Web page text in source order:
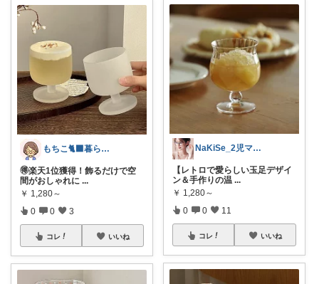
もちこ🐈‍⬛暮らしのお気に入り🌷
🉐楽天1位獲得！飾るだけで空
間がおしゃれに ...
￥ 1,280～
0 0 3
コレ いいね
NaKiSe_2児ママ🌸訪問感謝です
【レトロで愛らしい玉足デザイ
ン＆手作りの温 ...
￥ 1,280～
0 0 11
コレ いいね